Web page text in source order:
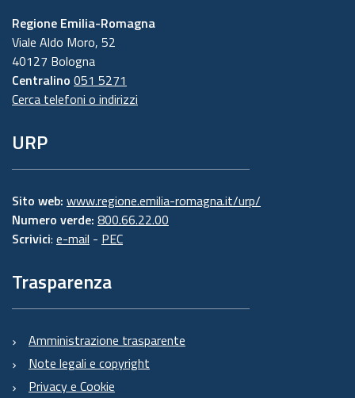
Regione Emilia-Romagna
Viale Aldo Moro, 52
40127 Bologna
Centralino 051 5271
Cerca telefoni o indirizzi
URP
Sito web: www.regione.emilia-romagna.it/urp/
Numero verde: 800.66.22.00
Scrivici: e-mail - PEC
Trasparenza
Amministrazione trasparente
Note legali e copyright
Privacy e Cookie